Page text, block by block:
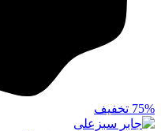
75% تخفیف